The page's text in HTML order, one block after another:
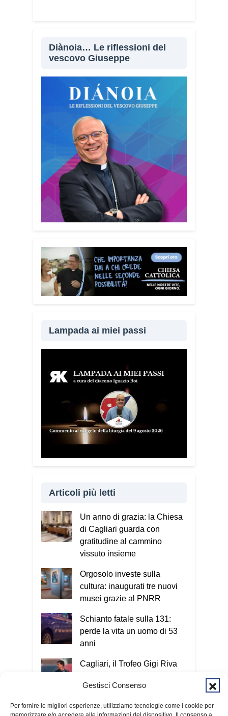
Gestisci Consenso
Per fornire le migliori esperienze, utilizziamo tecnologie come i cookie per
Diànoia… Le riflessioni del
vescovo Giuseppe
Lampada ai miei passi
Articoli più letti
Un anno di grazia: la Chiesa
di Cagliari guarda con
gratitudine al cammino
vissuto insieme
Orgosolo investe sulla
cultura: inaugurati tre nuovi
musei grazie al PNRR
Schianto fatale sulla 131:
perde la vita un uomo di 53
anni
Cagliari, il Trofeo Gigi Riva
Italia
«La pace nasce dal cuore»: